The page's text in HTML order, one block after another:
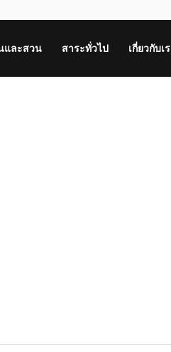
และสวน สาระทั่วไป เกี่ยวกับเ